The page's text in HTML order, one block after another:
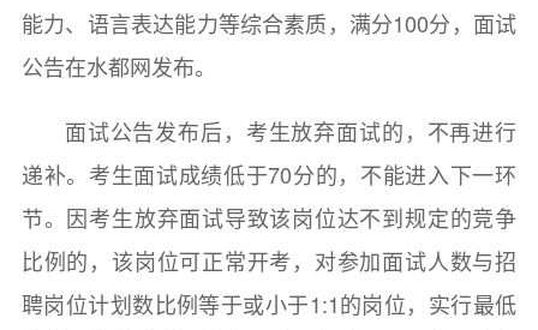
能力、语言表达能力等综合素质，满分100分，面试
公告在水都网发布。
面试公告发布后，考生放弃面试的，不再进行
递补。考生面试成绩低于70分的，不能进入下一环
节。因考生放弃面试导致该岗位达不到规定的竞争
比例的，该岗位可正常开考，对参加面试人数与招
聘岗位计划数比例等于或小于1:1的岗位，实行最低